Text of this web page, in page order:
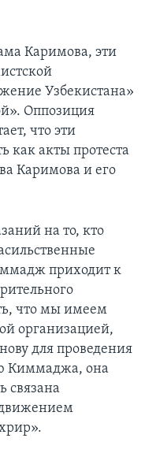
Каримова, эти
Узбекистана»
Оппозиция
что эти
как акты протеста
Каримова и его
на то, кто
приходит к
что мы имеем
организацией,
для проведения
Киммаджа, она
связана